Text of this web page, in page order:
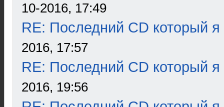
10-2016, 17:49
RE: Последний CD который я
2016, 17:57
RE: Последний CD который я
2016, 19:56